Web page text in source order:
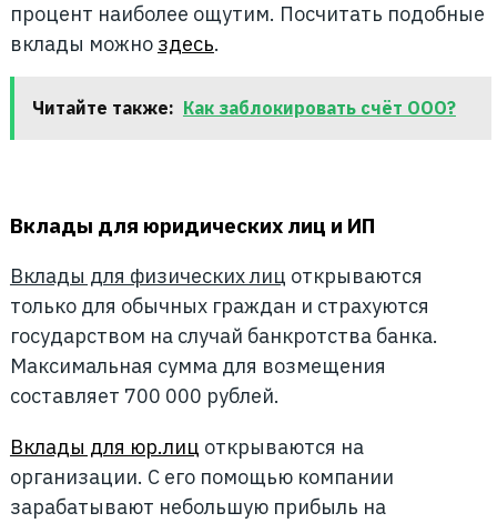
процент наиболее ощутим. Посчитать подобные
вклады можно здесь.
Читайте также: Как заблокировать счёт ООО?
Вклады для юридических лиц и ИП
Вклады для физических лиц открываются
только для обычных граждан и страхуются
государством на случай банкротства банка.
Максимальная сумма для возмещения
составляет 700 000 рублей.
Вклады для юр.лиц открываются на
организации. С его помощью компании
зарабатывают небольшую прибыль на